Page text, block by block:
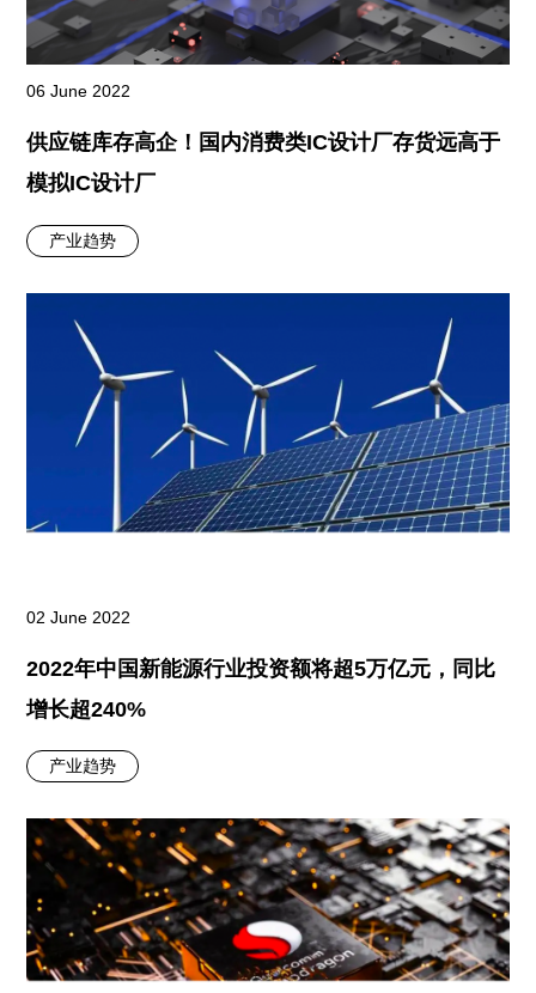
06 June 2022
供应链库存高企！国内消费类IC设计厂存货远高于
模拟IC设计厂
产业趋势
02 June 2022
2022年中国新能源行业投资额将超5万亿元，同比
增长超240%
产业趋势